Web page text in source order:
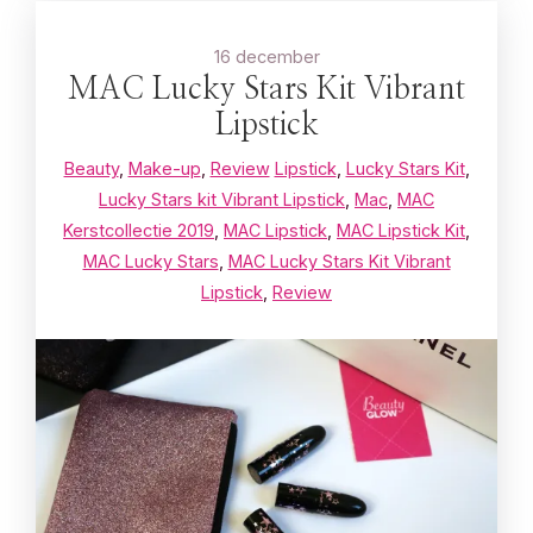
16 december
MAC Lucky Stars Kit Vibrant
Lipstick
Beauty, Make-up Review Lipstick Lucky Stars Kit,
Lucky Stars kit Vibrant Lipstick Mac MAC
Kerstcollectie 2019 MAC Lipstick MAC Lipstick Kit
MAC Lucky Stars MAC Lucky Stars Kit Vibrant
Lipstick Review